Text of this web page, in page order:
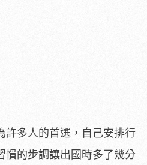
許多人的首選，自己安排行
慣的步調讓出國時多了幾分